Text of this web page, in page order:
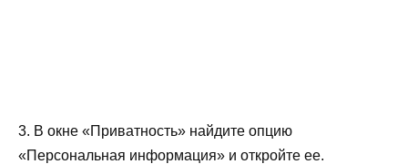
3. В окне «Приватность» найдите опцию
«Персональная информация» и откройте ее.